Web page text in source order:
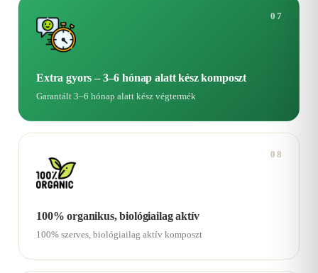
07
Extra gyors – 3–6 hónap alatt kész komposzt
Garantált 3–6 hónap alatt kész végtermék
08
100% organikus, biológiailag aktív
100% szerves, biológiailag aktív komposzt